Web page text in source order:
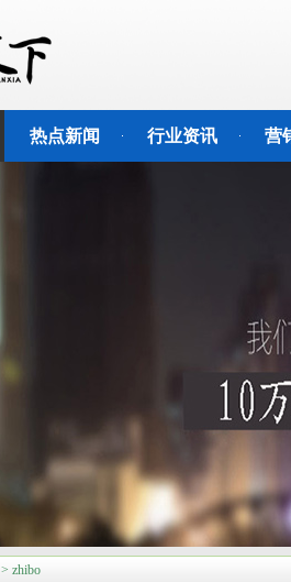
热点新闻 行业资讯 营
> zhibo